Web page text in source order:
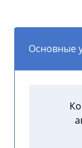
Основные